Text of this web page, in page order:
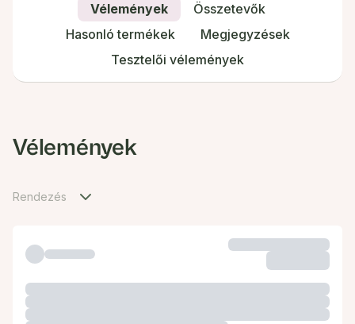
Vélemények
Összetevők
Hasonló termékek
Megjegyzések
Tesztelői vélemények
Vélemények
Rendezés